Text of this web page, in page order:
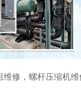
维修，螺杆压缩机